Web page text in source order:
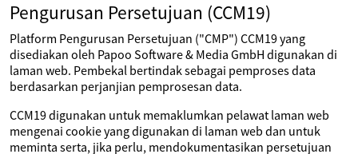
Pengurusan Persetujuan (CCM19)
Platform Pengurusan Persetujuan ("CMP") CCM19 yang
disediakan oleh Papoo Software & Media GmbH digunakan di
laman web. Pembekal bertindak sebagai pemproses data
berdasarkan perjanjian pemprosesan data.
CCM19 digunakan untuk memaklumkan pelawat laman web
mengenai cookie yang digunakan di laman web dan untuk
meminta serta, jika perlu, mendokumentasikan persetujuan